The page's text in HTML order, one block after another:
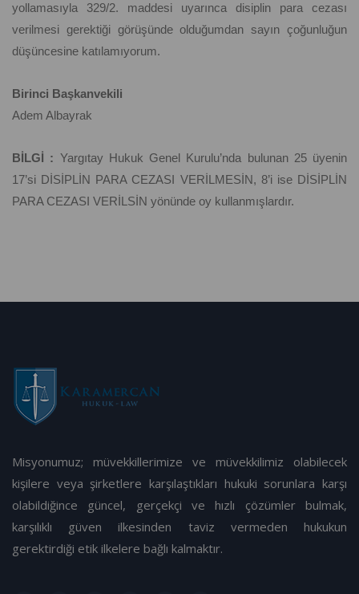
yollamasıyla 329/2. maddesi uyarınca disiplin para cezası
verilmesi gerektiği görüşünde olduğumdan sayın çoğunluğun
düşüncesine katılamıyorum.
Birinci Başkanvekili
Adem Albayrak
BİLGİ : Yargıtay Hukuk Genel Kurulu’nda bulunan 25 üyenin
17’si DİSİPLİN PARA CEZASI VERİLMESİN, 8’i ise DİSİPLİN
PARA CEZASI VERİLSİN yönünde oy kullanmışlardır.
Misyonumuz; müvekkillerimize ve müvekkilimiz olabilecek
kişilere veya şirketlere karşılaştıkları hukuki sorunlara karşı
olabildiğince güncel, gerçekçi ve hızlı çözümler bulmak,
karşılıklı güven ilkesinden taviz vermeden hukukun
gerektirdiği etik ilkelere bağlı kalmaktır.